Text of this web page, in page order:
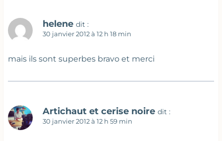
helene dit :
30 janvier 2012 à 12 h 18 min
mais ils sont superbes bravo et merci
Artichaut et cerise noire dit :
30 janvier 2012 à 12 h 59 min